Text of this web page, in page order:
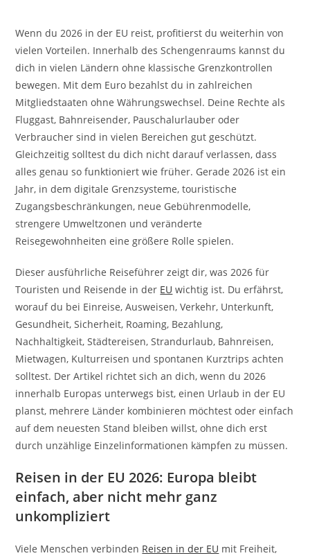
Wenn du 2026 in der EU reist, profitierst du weiterhin von
vielen Vorteilen. Innerhalb des Schengenraums kannst du
dich in vielen Ländern ohne klassische Grenzkontrollen
bewegen. Mit dem Euro bezahlst du in zahlreichen
Mitgliedstaaten ohne Währungswechsel. Deine Rechte als
Fluggast, Bahnreisender, Pauschalurlauber oder
Verbraucher sind in vielen Bereichen gut geschützt.
Gleichzeitig solltest du dich nicht darauf verlassen, dass
alles genau so funktioniert wie früher. Gerade 2026 ist ein
Jahr, in dem digitale Grenzsysteme, touristische
Zugangsbeschränkungen, neue Gebührenmodelle,
strengere Umweltzonen und veränderte
Reisegewohnheiten eine größere Rolle spielen.
Dieser ausführliche Reiseführer zeigt dir, was 2026 für
Touristen und Reisende in der EU wichtig ist. Du erfährst,
worauf du bei Einreise, Ausweisen, Verkehr, Unterkunft,
Gesundheit, Sicherheit, Roaming, Bezahlung,
Nachhaltigkeit, Städtereisen, Strandurlaub, Bahnreisen,
Mietwagen, Kulturreisen und spontanen Kurztrips achten
solltest. Der Artikel richtet sich an dich, wenn du 2026
innerhalb Europas unterwegs bist, einen Urlaub in der EU
planst, mehrere Länder kombinieren möchtest oder einfach
auf dem neuesten Stand bleiben willst, ohne dich erst
durch unzählige Einzelinformationen kämpfen zu müssen.
Reisen in der EU 2026: Europa bleibt
einfach, aber nicht mehr ganz
unkompliziert
Viele Menschen verbinden Reisen in der EU mit Freiheit,